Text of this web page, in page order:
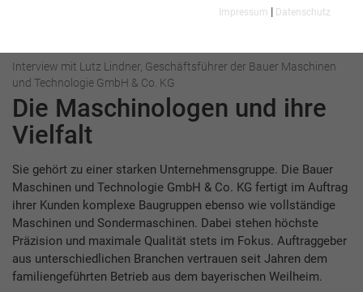
Interview mit Lutz Lindner, Geschäftsführer der Bauer Maschinen
und Technologie GmbH & Co. KG
Die Maschinologen und ihre
Vielfalt
Sie gehört zu einer starken Unternehmensgruppe. Die Bauer
Maschinen und Technologie GmbH & Co. KG fertigt im Auftrag
ihrer Kunden komplexe Baugruppen ebenso wie vollständige
Maschinen und Sondermaschinen. Dabei stehen höchste
Präzision und maximale Qualität stets im Fokus. Auftraggeber
aus unterschiedlichen Branchen vertrauen seit Jahren dem
familiengeführten Betrieb aus dem bayerischen Weilheim.
Impressum | Datenschutz